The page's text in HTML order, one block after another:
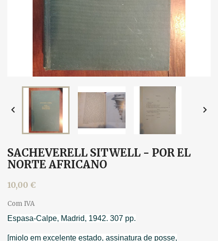
 
SACHEVERELL SITWELL - POR EL
NORTE AFRICANO
10,00 €
Com IVA
Espasa-Calpe, Madrid, 1942. 307 pp.
[miolo em excelente estado, assinatura de posse,